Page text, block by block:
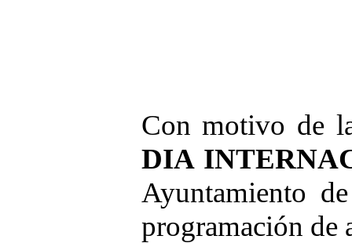
Con motivo de
DIA
Ayuntamiento
programación de